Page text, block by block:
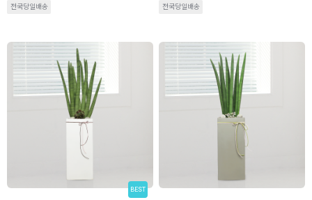
전국당일배송 전국당일배송
BEST